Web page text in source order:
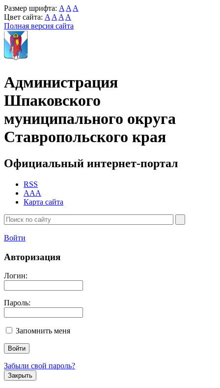
Размер шрифта: A A A
Цвет сайта: A A A A
Полная версия сайта
Администрация
Шпаковского
муниципального округа
Ставропольского края
Официальный интернет-портал
RSS
AAA
Карта сайта
Войти
Авторизация
Логин:
Пароль:
Запомнить меня
Забыли свой пароль?
Закрыть